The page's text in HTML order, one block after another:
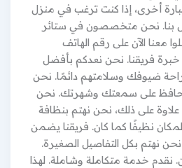
أخرى، إذا كنت ترغب في منزل
بنا. نحن متخصصون في ستائر
معنا الآن على رقم الهاتف
من خبرة فريقنا. نحن نعدكم بأفضل
ضيوفك وسلامتهم دائمًا. نحن
على سمعتك وشهرتك. نحن
على ذلك، نحن نهتم بنظافة
نظيفًا كما كان. فريقنا يضمن
نهتم بكل التفاصيل الصغيرة.
نقدم خدمة متكاملة وشاملة. لهذا